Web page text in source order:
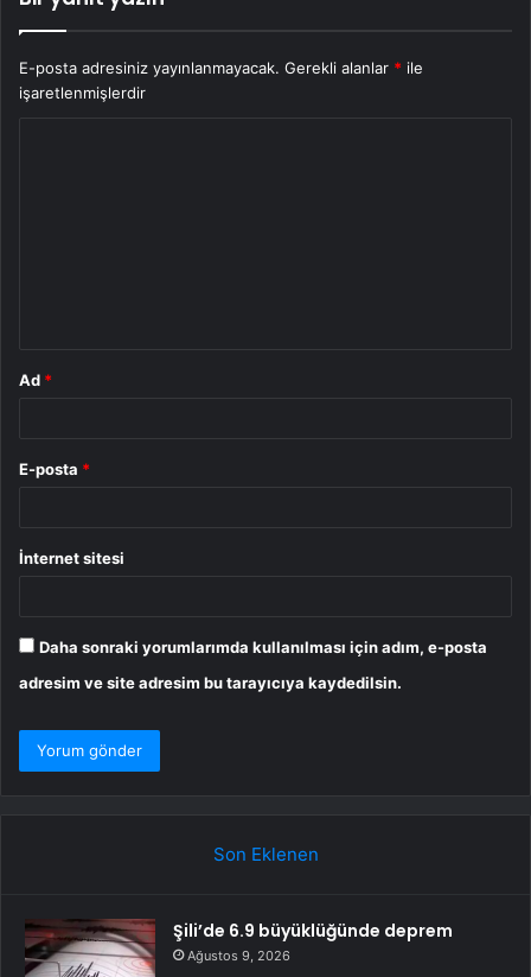
E-posta adresiniz yayınlanmayacak. Gerekli alanlar * ile
işaretlenmişlerdir
Ad *
E-posta *
İnternet sitesi
Daha sonraki yorumlarımda kullanılması için adım, e-posta
adresim ve site adresim bu tarayıcıya kaydedilsin.
Son Eklenen
Şili’de 6.9 büyüklüğünde deprem
Ağustos 9, 2026